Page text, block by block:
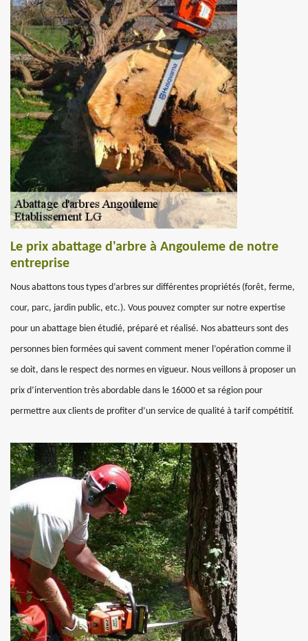
Le prix abattage d'arbre à Angouleme de notre
entreprise
Nous abattons tous types d’arbres sur différentes propriétés (forêt, ferme,
cour, parc, jardin public, etc.). Vous pouvez compter sur notre expertise
pour un abattage bien étudié, préparé et réalisé. Nos abatteurs sont des
personnes bien formées qui savent comment mener l’opération comme il
se doit, dans le respect des normes en vigueur. Nous veillons à proposer un
prix d’intervention très abordable dans le 16000 et sa région pour
permettre aux clients de profiter d’un service de qualité à tarif compétitif.